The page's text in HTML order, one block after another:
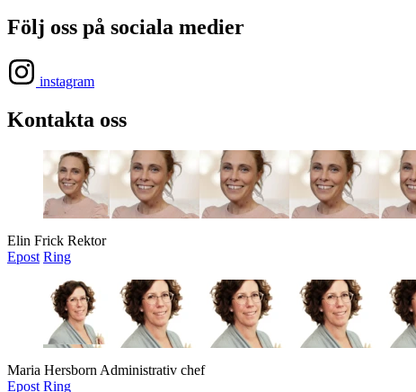
Följ oss på sociala medier
instagram
Kontakta oss
Elin Frick Rektor
Epost Ring
Maria Hersborn Administrativ chef
Epost Ring